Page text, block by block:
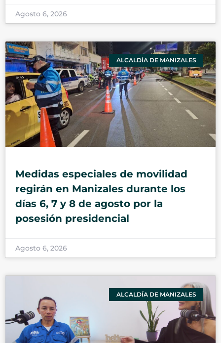
Agosto 6, 2026
ALCALDÍA DE MANIZALES
Medidas especiales de movilidad
regirán en Manizales durante los
días 6, 7 y 8 de agosto por la
posesión presidencial
Agosto 6, 2026
ALCALDÍA DE MANIZALES